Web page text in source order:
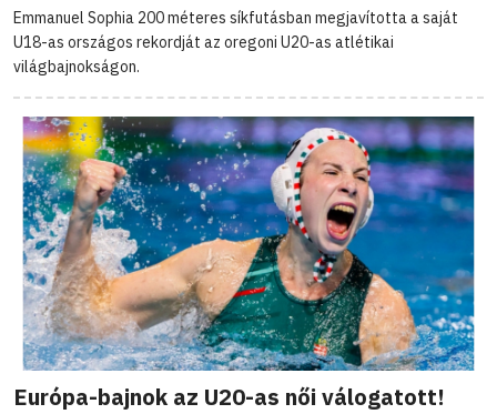
Emmanuel Sophia 200 méteres síkfutásban megjavította a saját
U18-as országos rekordját az oregoni U20-as atlétikai
világbajnokságon.
Európa-bajnok az U20-as női válogatott!